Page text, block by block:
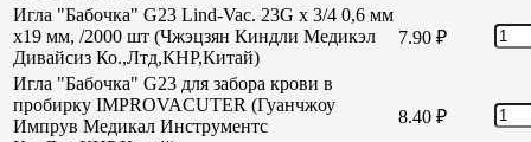
Игла "Бабочка" G23 Lind-Vac. 23G х 3/4 0,6 мм
х19 мм, /2000 шт (Чжэцзян Киндли Медикэл
Дивайсиз Ко.,Лтд,КНР,Китай)
7.90 ₽
Игла "Бабочка" G23 для забора крови в
пробирку IMPROVACUTER (Гуанчжоу
Импрув Медикал Инструментс
8.40 ₽